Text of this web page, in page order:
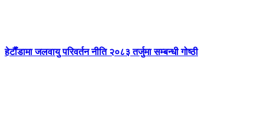
हेटाैँडामा जलवायु परिवर्तन नीति २०८३ तर्जुमा सम्बन्धी गोष्ठी